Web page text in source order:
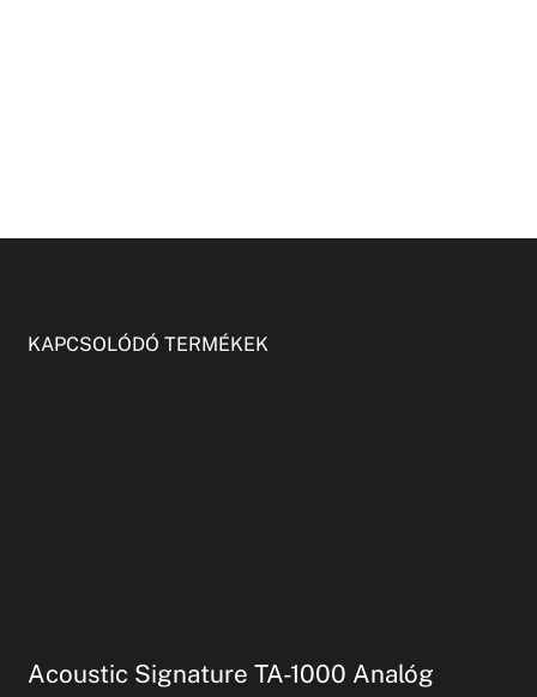
KAPCSOLÓDÓ TERMÉKEK
Acoustic Signature TA-1000 Analóg